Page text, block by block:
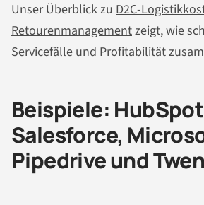
Unser Überblick zu D2C-
Retourenmanagementzeigt, wie
Servicefälle und Profitabilität
Beispiele:
Salesforce,
Pipedrive und